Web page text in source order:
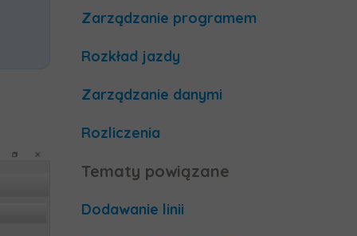
Zarządzanie programem
Rozkład jazdy
Zarządzanie danymi
Rozliczenia
Tematy powiązane
Dodawanie linii